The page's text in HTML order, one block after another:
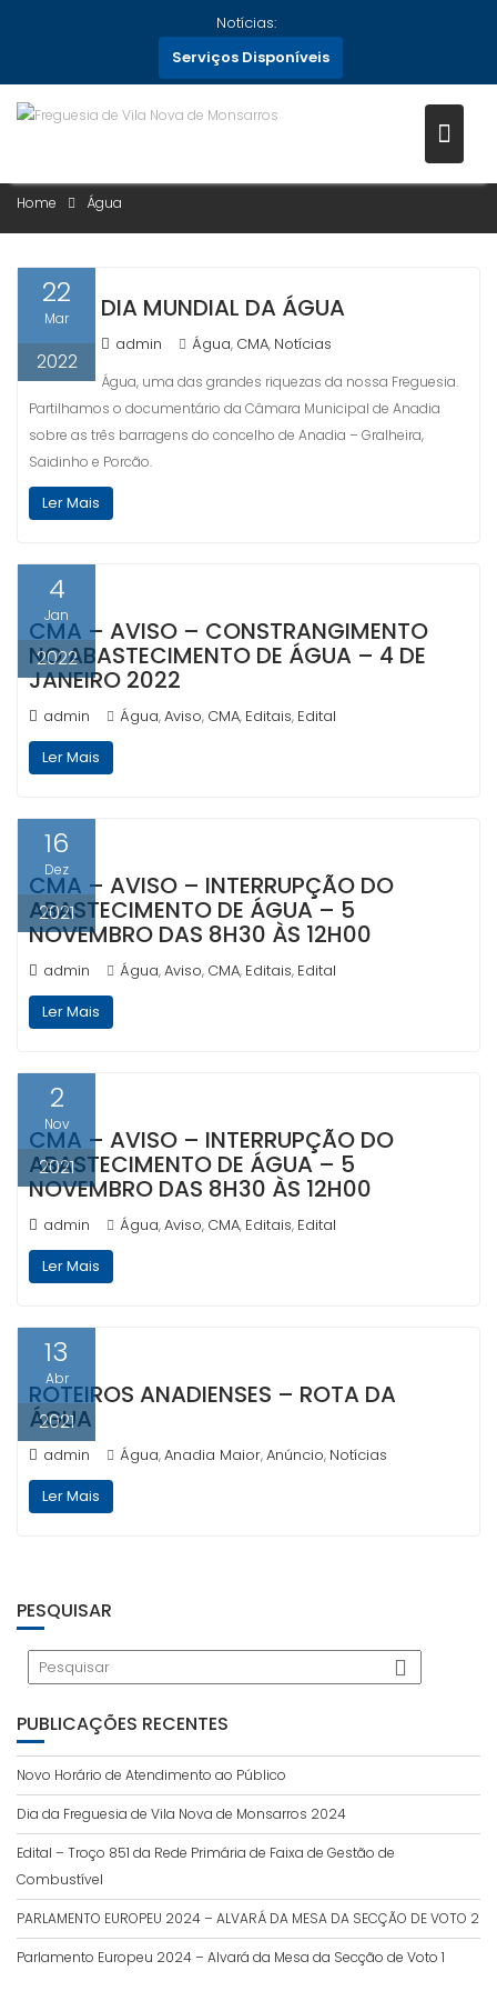
Notícias:
Serviços Disponíveis
Home Água
22
Mar
2022
DIA MUNDIAL DA ÁGUA
admin Água, CMA, Notícias
Água, uma das grandes riquezas da nossa Freguesia.
Partilhamos o documentário da Câmara Municipal de Anadia
sobre as três barragens do concelho de Anadia – Gralheira,
Saidinho e Porcão.
Ler Mais
4
Jan
2022
CMA – AVISO – CONSTRANGIMENTO
NO ABASTECIMENTO DE ÁGUA – 4 DE
JANEIRO 2022
admin Água,Aviso, CMA, Editais, Edital
Ler Mais
16
Dez
2021
CMA – AVISO – INTERRUPÇÃO DO
ABASTECIMENTO DE ÁGUA – 5
NOVEMBRO DAS 8H30 ÀS 12H00
admin Água,Aviso, CMA, Editais, Edital
Ler Mais
2
Nov
2021
CMA – AVISO – INTERRUPÇÃO DO
ABASTECIMENTO DE ÁGUA – 5
NOVEMBRO DAS 8H30 ÀS 12H00
admin Água,Aviso, CMA, Editais, Edital
Ler Mais
13
Abr
2021
ROTEIROS ANADIENSES – ROTA DA
ÁGUA
admin Água,Anadia Maior,Anúncio, Notícias
Ler Mais
PESQUISAR
PUBLICAÇÕES RECENTES
Novo Horário de Atendimento ao Público
Dia da Freguesia de Vila Nova de Monsarros 2024
Edital – Troço 851 da Rede Primária de Faixa de Gestão de
Combustível
PARLAMENTO EUROPEU 2024 – ALVARÁ DA MESA DA SECÇÃO DE VOTO 2
Parlamento Europeu 2024 – Alvará da Mesa da Secção de Voto 1